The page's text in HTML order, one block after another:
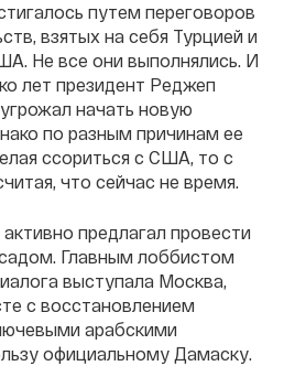
путем переговоров
взятых на себя Турцией и
Не все они выполнялись. И
лет президент Реджеп
начать новую
по разным причинам ее
ссориться с США, то с
что сейчас не время.
предлагал провести
Главным лоббистом
выступала Москва,
с восстановлением
арабскими
официальному Дамаску.